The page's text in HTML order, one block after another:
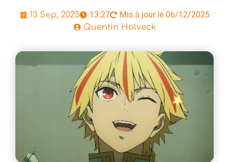
13 Sep, 2025 13:27 Mis à jour le 06/12/2025
Quentin Holveck